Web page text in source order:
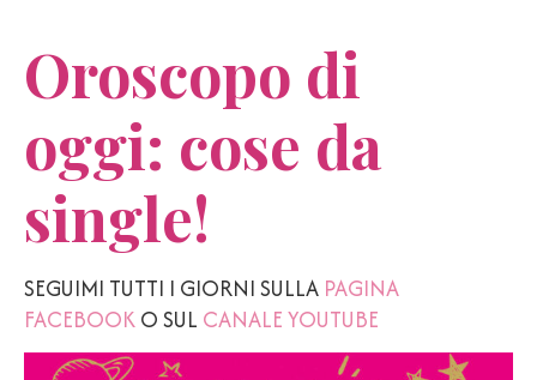
Oroscopo di
oggi: cose da
single!
SEGUIMI TUTTI I GIORNI SULLA PAGINA
FACEBOOKO SUL CANALE YOUTUBE